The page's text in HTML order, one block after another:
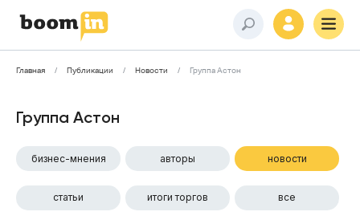
Главная Публикации Новости Группа Астон
Группа Астон
бизнес-мнения авторы новости
статьи итоги торгов все